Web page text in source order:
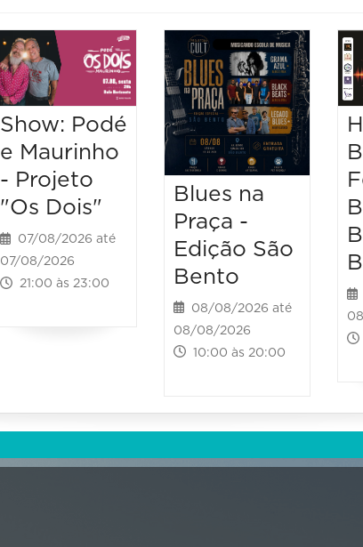
Show: Podé
e Maurinho
- Projeto
"Os Dois"
07/08/2026 até
07/08/2026
21:00 às 23:00
Blues na
Praça -
Edição São
Bento
08/08/2026 até
08/08/2026
10:00 às 20:00